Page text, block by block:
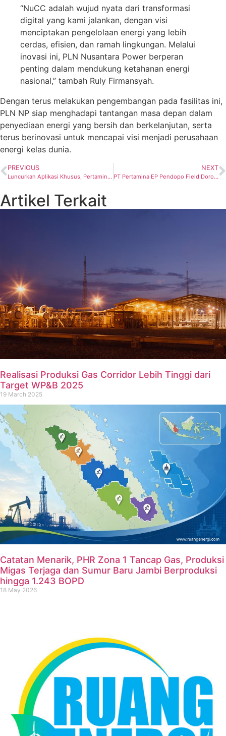
“NuCC adalah wujud nyata dari transformasi
digital yang kami jalankan, dengan visi
menciptakan pengelolaan energi yang lebih
cerdas, efisien, dan ramah lingkungan. Melalui
inovasi ini, PLN Nusantara Power berperan
penting dalam mendukung ketahanan energi
nasional,” tambah Ruly Firmansyah.
Dengan terus melakukan pengembangan pada fasilitas ini,
PLN NP siap menghadapi tantangan masa depan dalam
penyediaan energi yang bersih dan berkelanjutan, serta
terus berinovasi untuk mencapai visi menjadi perusahaan
energi kelas dunia.
PREVIOUS
Luncurkan Aplikasi Khusus, Pertamina Energy Terminal Dukung Masyarakat Tanggap Bencana di Area Terminal Baubau
NEXT
PT Pertamina EP Pendopo Field Dorong Mitra Binaan Ekspor Pinang dan Ciptakan Inovasi Korosi Inhibitor Berbasis Ekstrak Pinang
Artikel Terkait
Realisasi Produksi Gas Corridor Lebih Tinggi dari
Target WP&B 2025
19 March 2025
Catatan Menarik, PHR Zona 1 Tancap Gas, Produksi
Migas Terjaga dan Sumur Baru Jambi Berproduksi
hingga 1.243 BOPD
18 May 2026